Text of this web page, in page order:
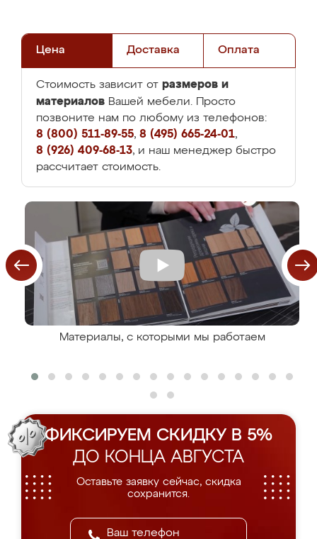
Цена Доставка Оплата
Стоимость зависит от размеров и
материалов Вашей мебели. Просто
позвоните нам по любому из телефонов:
8 (800) 511-89-55, 8 (495) 665-24-01,
8 (926) 409-68-13, и наш менеджер быстро
рассчитает стоимость.
Материалы, с которыми мы работаем
ФИКСИРУЕМ СКИДКУ В 5%
ДО КОНЦА АВГУСТА
Оставьте заявку сейчас, скидка
сохранится.